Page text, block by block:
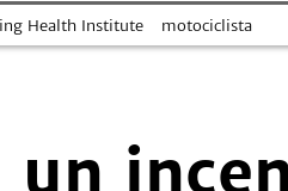
Health Institute motociclista
un